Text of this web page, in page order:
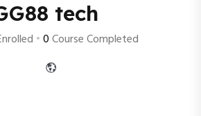
tech
•0Course Completed